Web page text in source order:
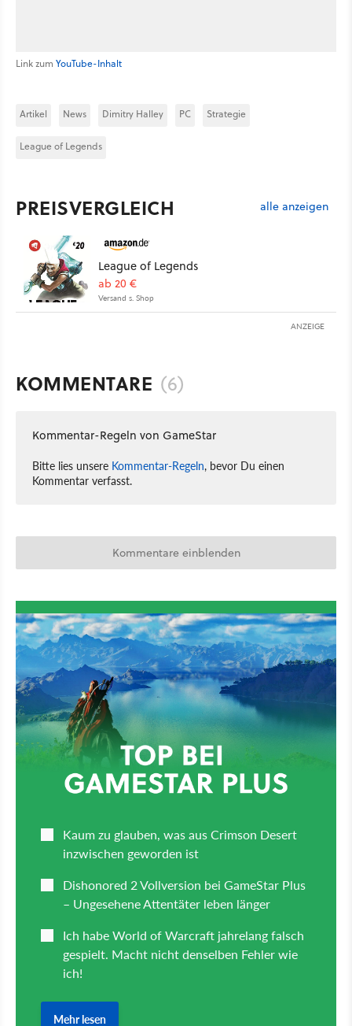
Link zum YouTube-Inhalt
Artikel News Dimitry Halley PC Strategie
League of Legends
PREISVERGLEICH alle anzeigen
League of Legends
ab 20 €
Versand s. Shop
ANZEIGE
KOMMENTARE (6)
Kommentar-Regeln von GameStar
Bitte lies unsere Kommentar-Regeln, bevor Du einen
Kommentar verfasst.
Kommentare einblenden